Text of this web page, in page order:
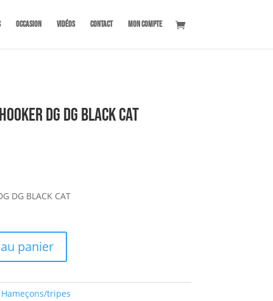
OCCASION Vidéos Contact Mon compte
DG DG BLACK CAT
DG BLACK CAT
panier
Hameçons/tripes